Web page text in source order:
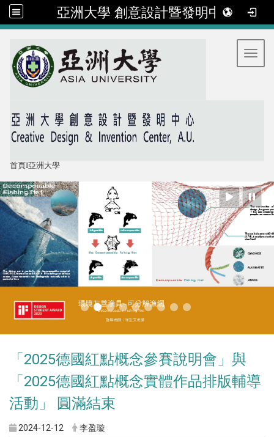
亞洲大學 創意設計暨發明中心
首頁I亞洲大學
「2025德國紅點概念參賽說明會」與
「2025德國紅點概念實體作品排版輔導
活動」 圓滿結束
2024-12-12 李盈璇